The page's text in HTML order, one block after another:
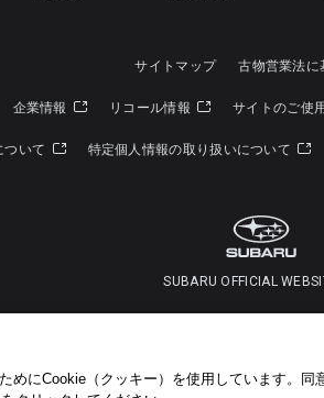
サイトマップ 古物営業法に
企業情報 リコール情報 サイトのご使
ついて 特定個人情報の取り扱いについて
SUBARU OFFICIAL
めにCookie（クッキー）を使用しています。​ 同